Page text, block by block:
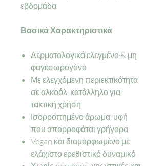
εβδομάδα.
Βασικά Χαρακτηριστικά
Δερματολογικά ελεγμένο & μη
φαγεσωρογόνο
Με ελεγχόμενη περιεκτικότητα
σε αλκοόλ, κατάλληλο για
τακτική χρήση
Ισορροπημένο άρωμα, υφή
που απορροφάται γρήγορα
Vegan και διαμορφωμένο με
ελάχιστο ερεθιστικό δυναμικό